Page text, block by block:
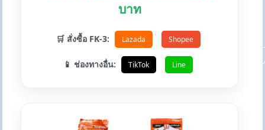
บาท
🛒 สั่งซื้อ FK-3: Lazada Shopee
📱 ช่องทางอื่น: TikTok Line